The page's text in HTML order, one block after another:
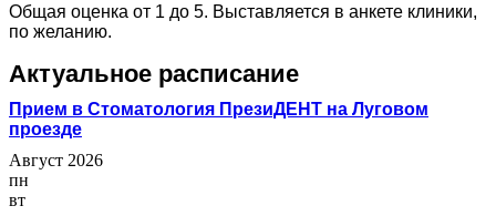
Общая оценка от 1 до 5. Выставляется в анкете клиники,
по желанию.
Актуальное расписание
Прием в Стоматология ПрезиДЕНТ на Луговом
проезде
Август 2026
пн
вт